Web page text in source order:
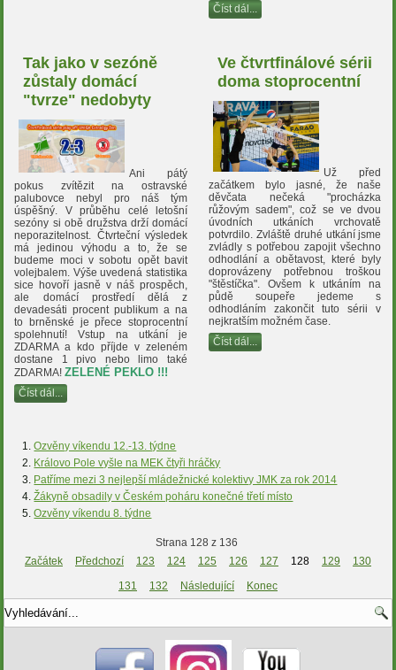
Číst dál...
Tak jako v sezóně
zůstaly domácí
"tvrze" nedobyty
Ani pátý
pokus zvítězit na ostravské
palubovce nebyl pro náš tým
úspěšný. V průběhu celé letošní
sezóny si obě družstva drží domácí
neporazitelnost. Čtvrteční výsledek
má jedinou výhodu a to, že se
budeme moci v sobotu opět bavit
volejbalem. Výše uvedená statistika
sice hovoří jasně v náš prospěch,
ale domácí prostředí dělá z
devadesáti procent publikum a na
to brněnské je přece stoprocentní
spolehnutí! Vstup na utkání je
ZDARMA a kdo příjde v zeleném
dostane 1 pivo nebo limo také
ZDARMA!ZELENÉ PEKLO !!!
Číst dál...
Ve čtvrtfinálové sérii
doma stoprocentní
Už před
začátkem bylo jasné, že naše
děvčata nečeká "procházka
růžovým sadem", což se ve dvou
úvodních utkáních vrchovatě
potvrdilo. Zvláště druhé utkání jsme
zvládly s potřebou zapojit všechno
odhodlání a obětavost, které byly
doprovázeny potřebnou troškou
"štěstíčka". Ovšem k utkáním na
půdě soupeře jedeme s
odhodláním zakončit tuto sérii v
nejkratším možném čase.
Číst dál...
Ozvěny víkendu 12.-13. týdne
Královo Pole vyšle na MEK čtyři hráčky
Patříme mezi 3 nejlepší mládežnické kolektivy JMK za rok 2014
Žákyně obsadily v Českém poháru konečné třetí místo
Ozvěny víkendu 8. týdne
Strana 128 z 136
Začátek
Předchozí 123 124 125 126 127 128 129
130
131
132 Následující Konec